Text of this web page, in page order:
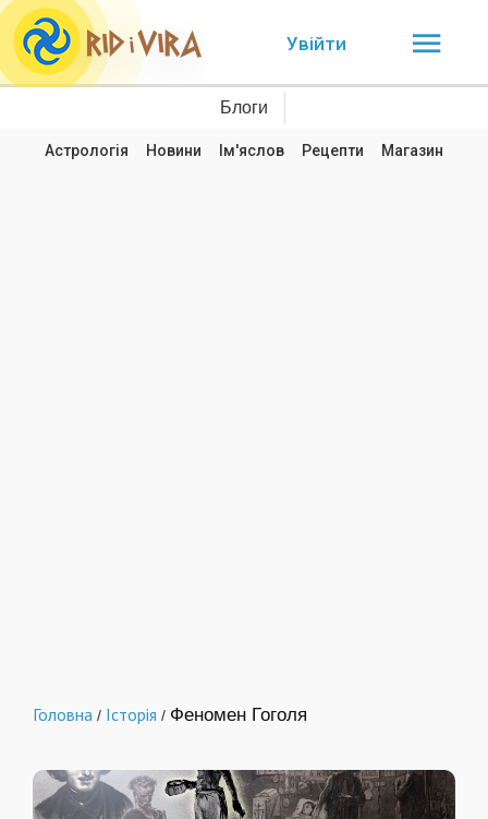
Увійти
Блоги
Астрологія Новини Ім'яслов Рецепти Магазин
Головна / Історія / Феномен Гоголя